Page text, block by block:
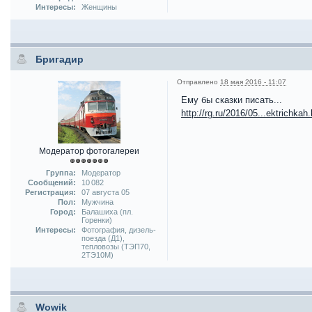
Интересы:
Женщины
Бригадир
Модератор фотогалереи
Группа:
Модератор
Сообщений:
10 082
Регистрация:
07 августа 05
Пол:
Мужчина
Город:
Балашиха (пл.
Горенки)
Интересы:
Фотография, дизель-
поезда (Д1),
тепловозы (ТЭП70,
2ТЭ10М)
Отправлено 18 мая 2016 - 11:07
Ему бы сказки писать...
http://rg.ru/2016/
Wowik